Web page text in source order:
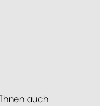
auch